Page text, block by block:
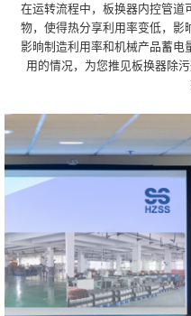
在运转流程中，板换器内控管道
物，使得热分享利用率变低，影
影晌制造利用率和机械产品蓄电
用的情况，为您推见板换器除